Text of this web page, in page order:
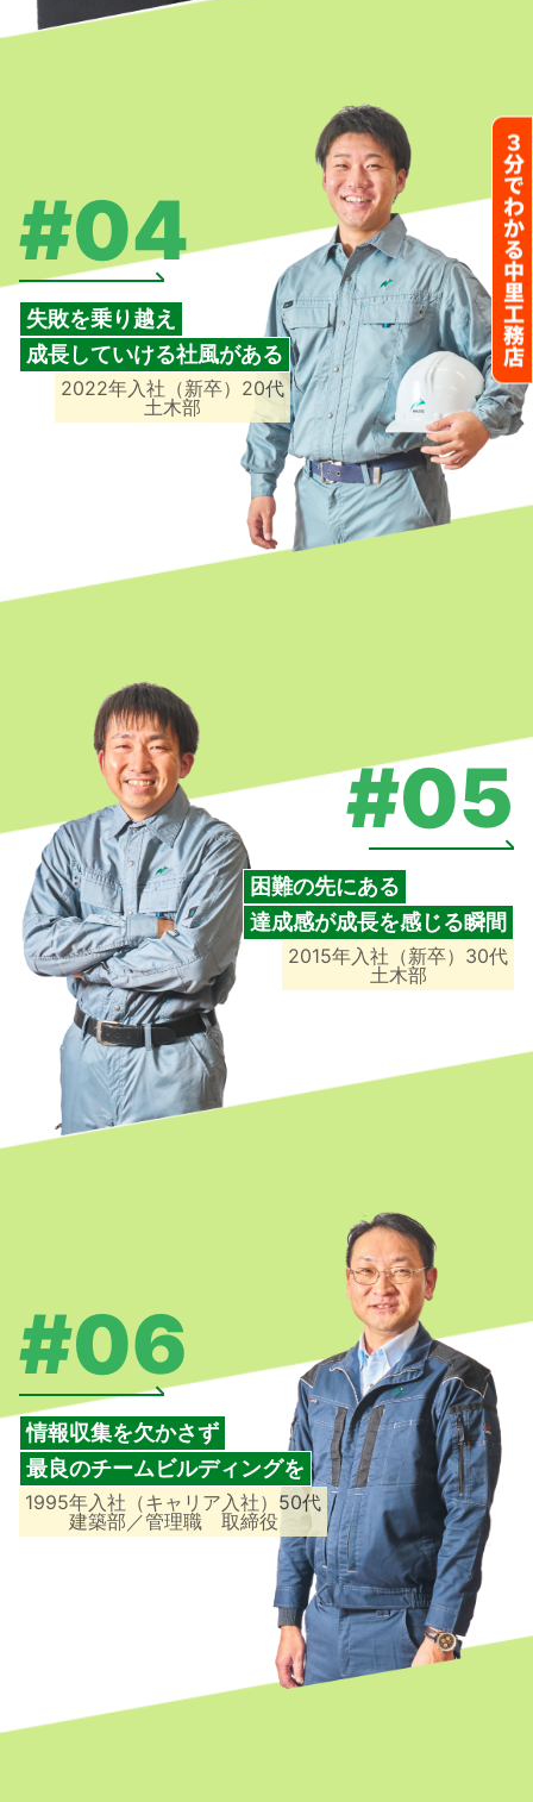
#04
失敗を乗り越え
成長していける社風がある
2022年入社（新卒）20代
土木部
#05
困難の先にある
達成感が成長を感じる瞬間
2015年入社（新卒）30代
土木部
#06
情報収集を欠かさず
最良のチームビルディングを
1995年入社（キャリア入社）50代
建築部／管理職 取締役